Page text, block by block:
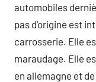
automobiles
pas d’origine est
carrosserie. Elle
maraudage. Elle
en allemagne et